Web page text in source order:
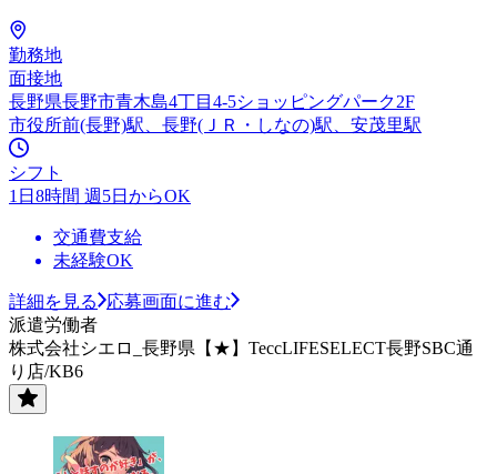
勤務地
面接地
長野県長野市青木島4丁目4-5ショッピングパーク2F
市役所前(長野)駅、長野(ＪＲ・しなの)駅、安茂里駅
シフト
1日8時間 週5日からOK
交通費支給
未経験OK
詳細を見る
応募画面に進む
派遣労働者
株式会社シエロ_長野県【★】TeccLIFESELECT長野SBC通
り店/KB6